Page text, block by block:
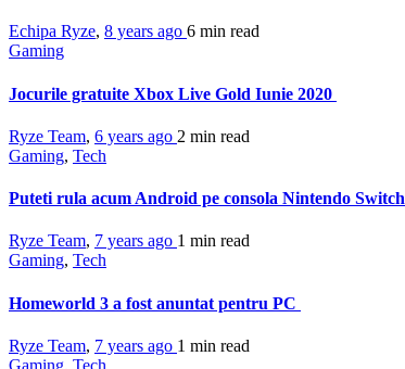
Echipa Ryze, 8 years ago 6 min read
Gaming
Jocurile gratuite Xbox Live Gold Iunie 2020
Ryze Team, 6 years ago 2 min read
Gaming, Tech
Puteti rula acum Android pe consola Nintendo Switch
Ryze Team, 7 years ago 1 min read
Gaming, Tech
Homeworld 3 a fost anuntat pentru PC
Ryze Team, 7 years ago 1 min read
Gaming, Tech